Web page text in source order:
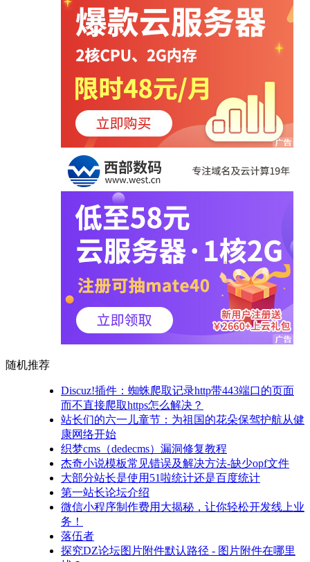
随机推荐
Discuz!插件：蜘蛛爬取记录http带443端口的页面
而不直接爬取https怎么解决？
站长们的六一儿童节：为祖国的花朵保驾护航从健
康网络开始
织梦cms（dedecms）漏洞修复教程
杰奇小说模板常见错误及解决方法-缺少opf文件
大部分站长是使用51啦统计还是百度统计
第一站长论坛介绍
微信小程序制作费用大揭秘，让你轻松开发线上业
务！
落伍者
探究DZ论坛图片附件默认路径 - 图片附件在哪里